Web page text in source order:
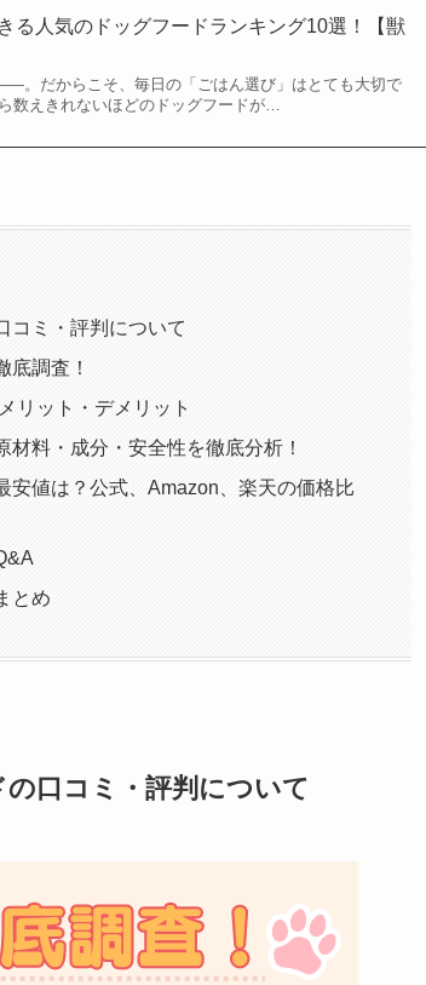
る人気のドッグフードランキング10選！【獣
。だからこそ、毎日の「ごはん選び」はとても大切で
数えきれないほどのドッグフードが…
コミ・評判について
底調査！
リット・デメリット
料・成分・安全性を徹底分析！
安値は？公式、Amazon、楽天の価格比
とめ
口コミ・評判について